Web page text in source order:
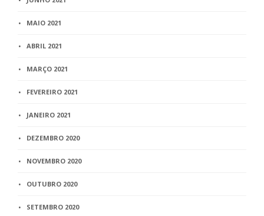
MAIO 2021
ABRIL 2021
MARÇO 2021
FEVEREIRO 2021
JANEIRO 2021
DEZEMBRO 2020
NOVEMBRO 2020
OUTUBRO 2020
SETEMBRO 2020